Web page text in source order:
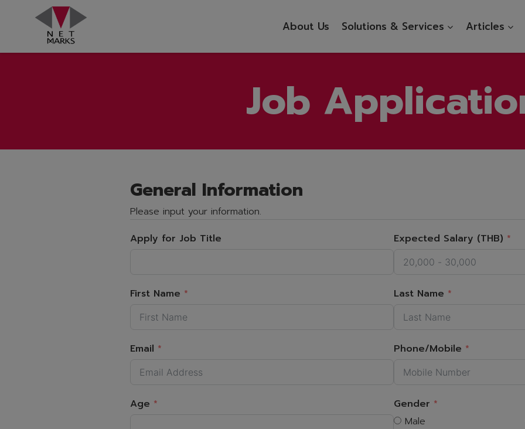
About Us Solutions & Services Articles
Job
General Information
Please input your information.
Apply for Job Title
Expected Salary (THB)
First Name Last Name
Email Phone/Mobile
Age
Gender
Male